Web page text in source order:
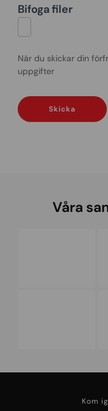
Bifoga filer
När du skickar din
uppgifter
Skicka
Våra
Kom